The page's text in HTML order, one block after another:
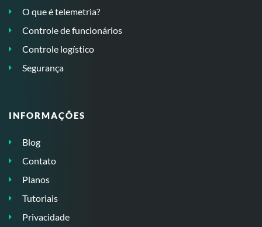
O que é telemetria?
Controle de funcionários
Controle logístico
Segurança
INFORMAÇÕES
Blog
Contato
Planos
Tutoriais
Privacidade